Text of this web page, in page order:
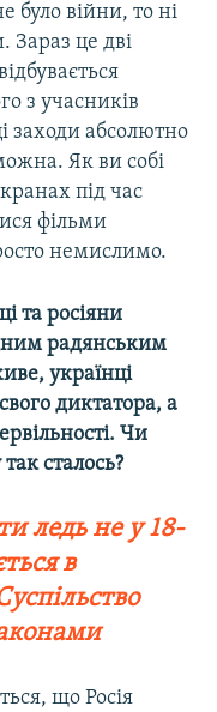
було війни, то ні
Зараз це дві
з учасників
заходи абсолютно
Як ви собі
під час
фільми
немислимо.
та росіяни
радянським
українці
диктатора, а
Чи
сталось?
ледь не у 18-
в
що Росія